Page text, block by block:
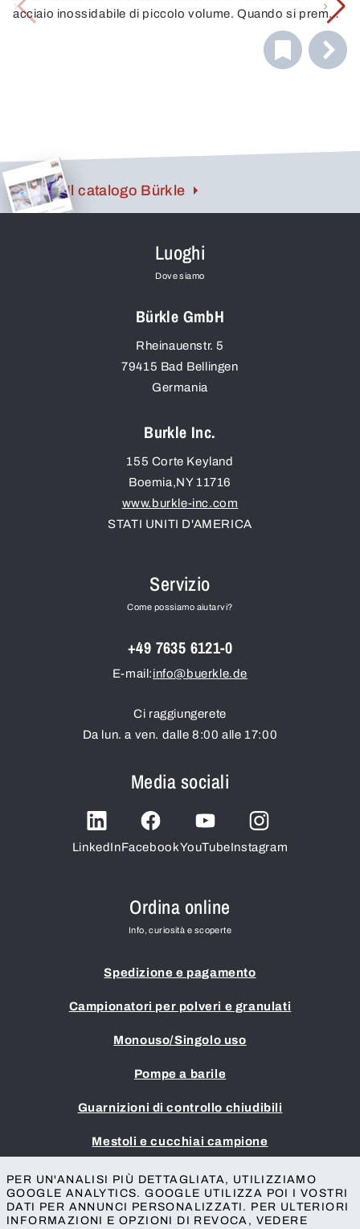
acciaio inossidabile di piccolo volume. Quando si preme
il pulsante, un'asta di campionamento viene inserita nel
materiale da campionare e ritirata quando si rilascia il
Il catalogo Bürkle
Luoghi
Dove siamo
Bürkle GmbH
Rheinauenstr. 5
79415 Bad Bellingen
Germania
Burkle Inc.
155 Corte Keyland
Boemia,NY 11716
www.burkle-inc.com
STATI UNITI D'AMERICA
Servizio
Come possiamo aiutarvi?
+49 7635 6121-0
E-mail:info@buerkle.de
Ci raggiungerete
Da lun. a ven. dalle 8:00 alle 17:00
Media sociali
LinkedInFacebookYouTubeInstagram
Ordina online
Info, curiosità e scoperte
Spedizione e pagamento
Campionatori per polveri e granulati
Monouso/Singolo uso
Pompe a barile
Guarnizioni di controllo chiudibili
Mestoli e cucchiai campione
Impronta
Termini e condizioni
Protezione della privacy
PER UN'ANALISI PIÙ DETTAGLIATA, UTILIZZIAMO
GOOGLE ANALYTICS. GOOGLE UTILIZZA POI I VOSTRI
DATI PER ANNUNCI PERSONALIZZATI. PER ULTERIORI
INFORMAZIONI E OPZIONI DI REVOCA, VEDERE